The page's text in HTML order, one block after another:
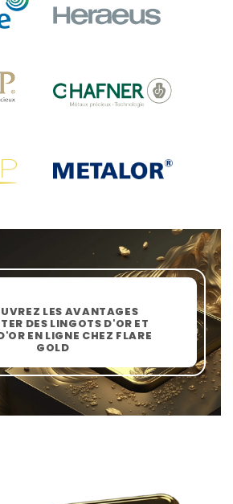
LES AVANTAGES
DES LINGOTS D'OR ET
EN LIGNE CHEZ FLARE
GOLD